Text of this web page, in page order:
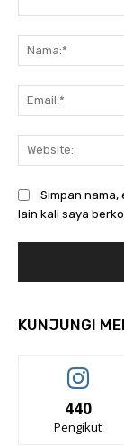
Simpan nama,
lain kali saya
KUNJUNGI
440
Pengikut